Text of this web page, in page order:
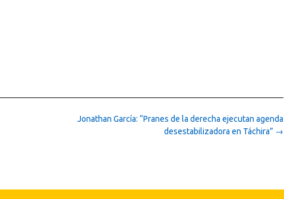
Jonathan García: “Pranes de la derecha ejecutan agenda
desestabilizadora en Táchira” →